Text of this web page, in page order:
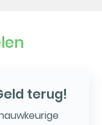
terug!